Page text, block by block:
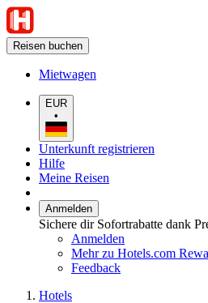
Reisen buchen
Mietwagen
EUR
•
Unterkunft registrieren
Hilfe
Meine Reisen
Anmelden
Sichere dir Sofortrabatte dank
Anmelden
Mehr zu Hotels.com
Feedback
Hotels